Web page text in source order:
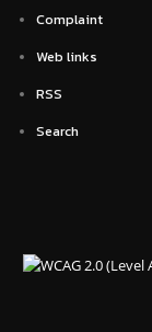
Complaint
Web links
RSS
Search